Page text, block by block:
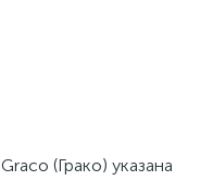
(Грако) указана